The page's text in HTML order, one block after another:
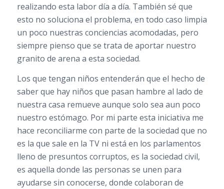
realizando esta labor día a día. También sé que
esto no soluciona el problema, en todo caso limpia
un poco nuestras conciencias acomodadas, pero
siempre pienso que se trata de aportar nuestro
granito de arena a esta sociedad.
Los que tengan niños entenderán que el hecho de
saber que hay niños que pasan hambre al lado de
nuestra casa remueve aunque solo sea aun poco
nuestro estómago. Por mi parte esta iniciativa me
hace reconciliarme con parte de la sociedad que no
es la que sale en la TV ni está en los parlamentos
lleno de presuntos corruptos, es la sociedad civil,
es aquella donde las personas se unen para
ayudarse sin conocerse, donde colaboran de